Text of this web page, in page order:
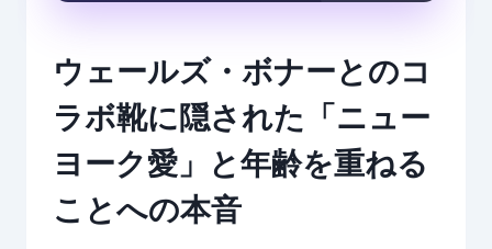
ウェールズ・ボナーとのコ
ラボ靴に隠された「ニュー
ヨーク愛」と年齢を重ねる
ことへの本音